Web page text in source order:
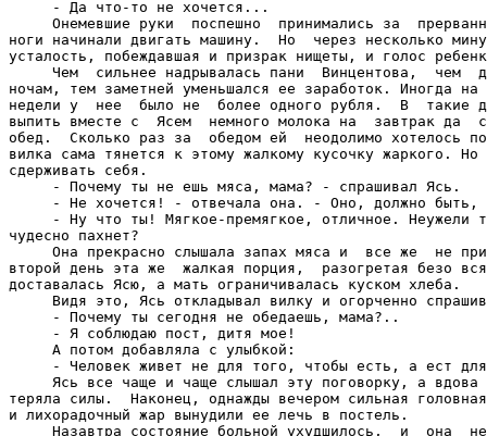
     - Да что-то не хочется...
Онемевшие руки  поспешно  принимались за
ноги начинали двигать машину.  Но  через несколько
усталость, побеждавшая и призрак нищеты, и голос
Чем  сильнее надрывалась пани  Винцентова,  чем
ночам, тем заметней уменьшался ее заработок. Иногда на
недели у  нее  было не  более одного рубля.  В  такие
выпить вместе с  Ясем  немного молока на  завтрак да
обед.  Сколько раз за  обедом ей  неодолимо хотелось
вилка сама тянется к этому жалкому кусочку жаркого. Но
сдерживать себя.
     - Почему ты не ешь мяса, мама? - спрашивал Ясь.
- Не хочется! - отвечала она. - Оно, должно быть,
- Ну что ты! Мягкое-премягкое, отличное. Неужели
чудесно пахнет?
Она прекрасно слышала запах мяса и  все же  не
второй день эта же  жалкая порция,  разогретая безо
доставалась Ясю, а мать ограничивалась куском хлеба.
Видя это, Ясь откладывал вилку и огорченно
     - Почему ты сегодня не обедаешь, мама?..
     - Я соблюдаю пост, дитя мое!
     А потом добавляла с улыбкой:
- Человек живет не для того, чтобы есть, а ест
Ясь все чаще и чаще слышал эту поговорку, а вдова
теряла силы.  Наконец, однажды вечером сильная
и лихорадочный жар вынудили ее лечь в постель.
Назавтра состояние больной ухудшилось,  и  она